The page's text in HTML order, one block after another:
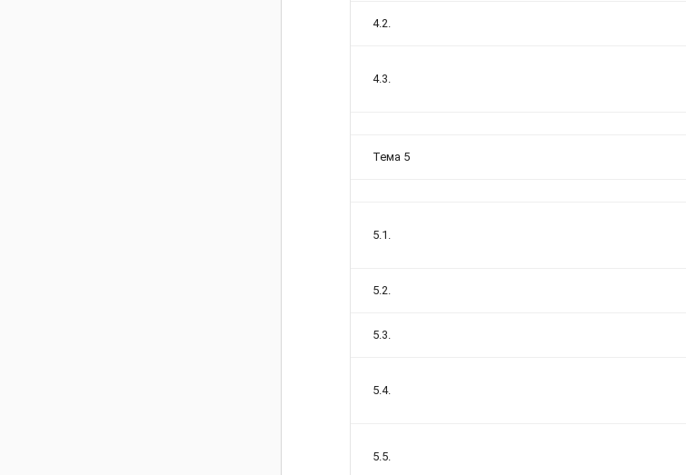
4.2.
4.3.
Тема 5
5.1.
5.2.
5.3.
5.4.
5.5.